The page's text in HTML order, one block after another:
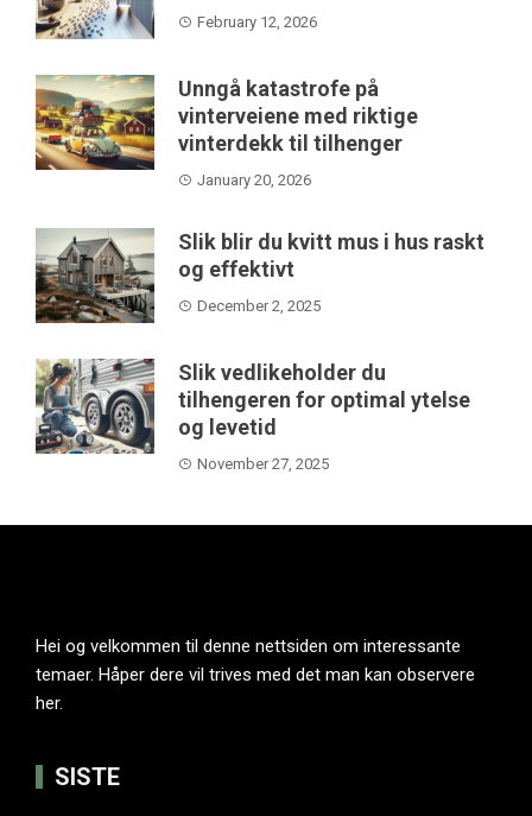
February 12, 2026
Unngå katastrofe på
vinterveiene med riktige
vinterdekk til tilhenger
January 20, 2026
Slik blir du kvitt mus i hus raskt
og effektivt
December 2, 2025
Slik vedlikeholder du
tilhengeren for optimal ytelse
og levetid
November 27, 2025
Hei og velkommen til denne nettsiden om interessante
temaer. Håper dere vil trives med det man kan observere
her.
SISTE